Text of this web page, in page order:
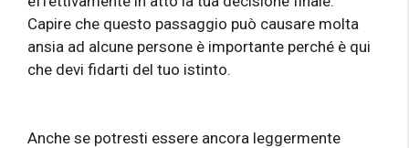
Capire che questo passaggio può causare molta
ansia ad alcune persone è importante perché è qui
che devi fidarti del tuo istinto.
Anche se potresti essere ancora leggermente